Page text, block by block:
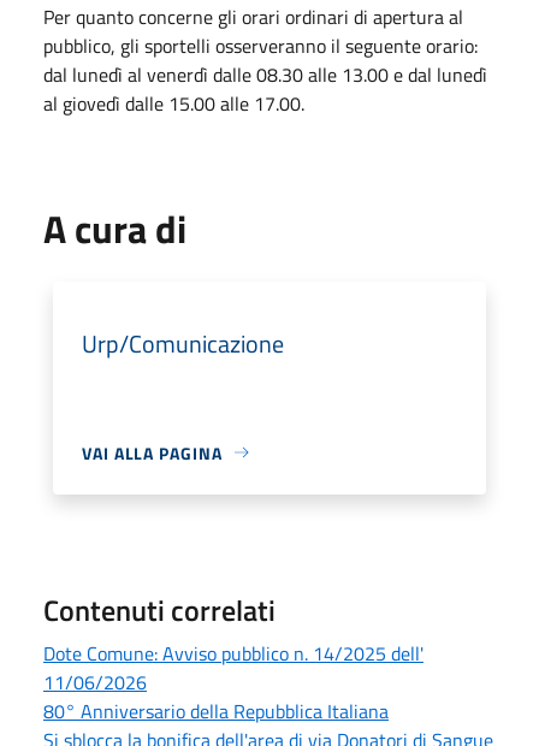
Per quanto concerne gli orari ordinari di apertura al
pubblico, gli sportelli osserveranno il seguente orario:
dal lunedì al venerdì dalle 08.30 alle 13.00 e dal lunedì
al giovedì dalle 15.00 alle 17.00.
A cura di
Urp/Comunicazione
VAI ALLA PAGINA
Contenuti correlati
Dote Comune: Avviso pubblico n. 14/2025 dell'
11/06/2026
80° Anniversario della Repubblica Italiana
Si sblocca la bonifica dell'area di via Donatori di Sangue